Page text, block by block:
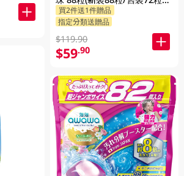
機發貨)
買2件送1件贈品
指定分類送贈品
$119.90
$59.90